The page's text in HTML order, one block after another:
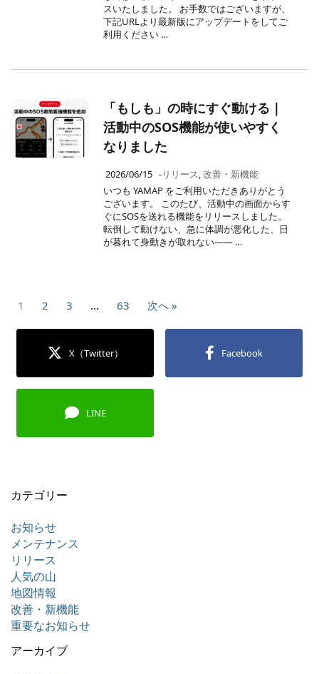
スいたしました。 お手数ではございますが、
下記URLより最新版にアップデートをしてご
利用ください …
「もしも」の時にすぐ動ける｜
活動中のSOS機能が使いやすく
なりました
2026/06/15 -リリース,改善・新機能
いつも YAMAP をご利用いただきありがとう
ございます。 このたび、活動中の画面からす
ぐにSOSを送れる機能をリリースしました。
転倒して動けない、急に体調が悪化した、日
が暮れて身動きが取れない—— …
1 2 3 … 63 次へ »
X（Twitter） Facebook
LINE
カテゴリー
お知らせ
メンテナンス
リリース
人気の山
地図情報
改善・新機能
重要なお知らせ
アーカイブ